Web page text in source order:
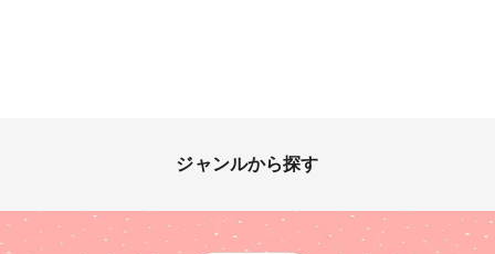
ジャンルから探す